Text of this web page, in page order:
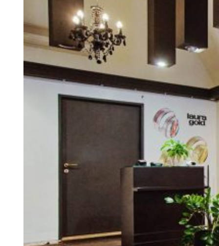
Twist Elegance
Zásnubné prstne z kolekcie Twist Elegance.